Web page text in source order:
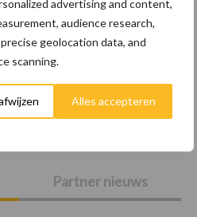
advertising and content,
audience research,
geolocation data, and
scanning.
Alles accepteren
Partner nieuws
Bloedluizen
meer